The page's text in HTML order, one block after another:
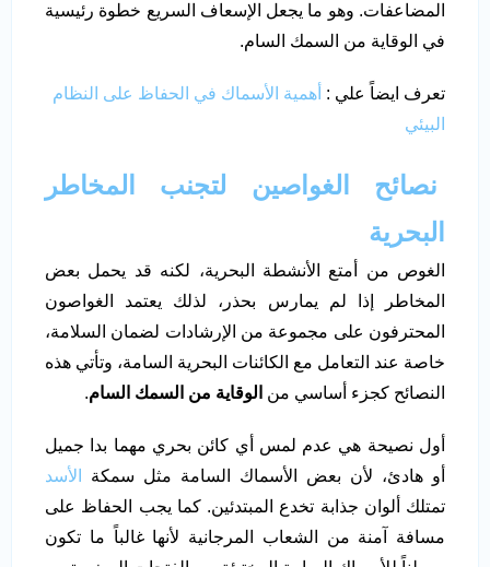
المضاعفات. وهو ما يجعل الإسعاف السريع خطوة رئيسية
في الوقاية من السمك السام.
تعرف ايضاً علي : أهمية الأسماك في الحفاظ على النظام
البيئي
نصائح الغواصين لتجنب المخاطر
البحرية
الغوص من أمتع الأنشطة البحرية، لكنه قد يحمل بعض
المخاطر إذا لم يمارس بحذر، لذلك يعتمد الغواصون
المحترفون على مجموعة من الإرشادات لضمان السلامة،
خاصة عند التعامل مع الكائنات البحرية السامة، وتأتي هذه
النصائح كجزء أساسي من الوقاية من السمك السام.
أول نصيحة هي عدم لمس أي كائن بحري مهما بدا جميل
أو هادئ، لأن بعض الأسماك السامة مثل سمكة
الأسد
تمتلك ألوان جذابة تخدع المبتدئين. كما يجب الحفاظ على
مسافة آمنة من الشعاب المرجانية لأنها غالباً ما تكون